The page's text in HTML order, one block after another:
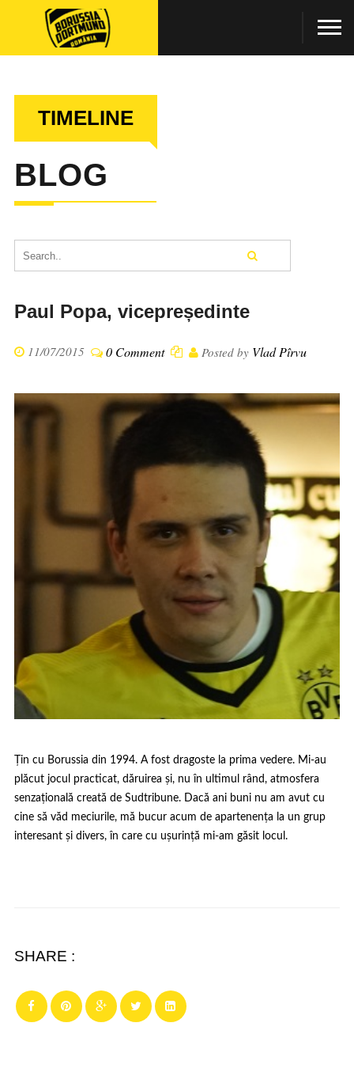
TIMELINE
BLOG
Paul Popa, vicepreședinte
11/07/2015 0 Comment Posted by Vlad Pîrvu
Țin cu Borussia din 1994. A fost dragoste la prima vedere. Mi-au
plăcut jocul practicat, dăruirea și, nu în ultimul rând, atmosfera
senzațională creată de Sudtribune. Dacă ani buni nu am avut cu
cine să văd meciurile, mă bucur acum de apartenența la un grup
interesant și divers, în care cu ușurință mi-am găsit locul.
SHARE :